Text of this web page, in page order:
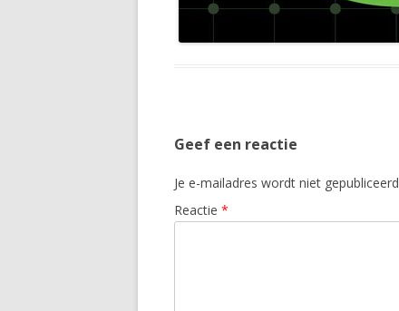
Geef een reactie
Je e-mailadres wordt niet
Reactie *